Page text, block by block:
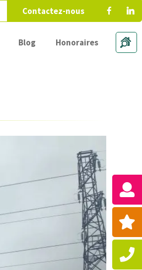
Blog Honoraires
Contactez-nous